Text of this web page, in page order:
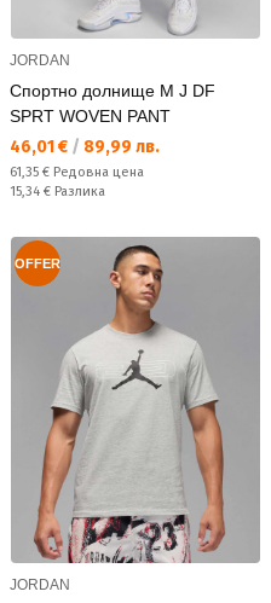
JORDAN
Спортно долнище M J DF
SPRT WOVEN PANT
Текуща цена:
46,01 € / 89,99 лв.
Редовна цена:
61,35 € Редовна цена
Спестявате:
15,34 € Разлика
OFFER
JORDAN